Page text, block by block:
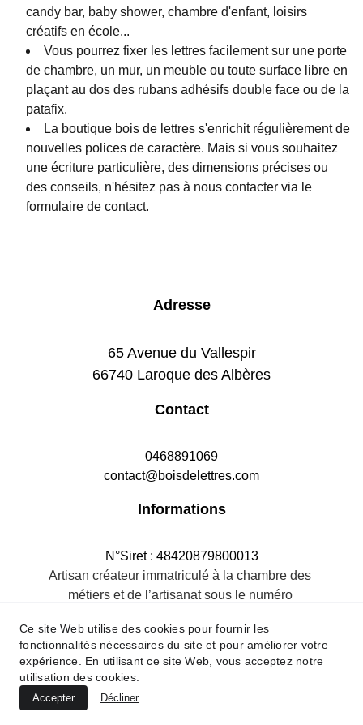
candy bar, baby shower, chambre d'enfant, loisirs
créatifs en école...
Vous pourrez fixer les lettres facilement sur une porte
de chambre, un mur, un meuble ou toute surface libre en
plaçant au dos des rubans adhésifs double face ou de la
patafix.
La boutique bois de lettres s'enrichit régulièrement de
nouvelles polices de caractère. Mais si vous souhaitez
une écriture particulière, des dimensions précises ou
des conseils, n'hésitez pas à nous contacter via le
formulaire de contact.
Adresse
65 Avenue du Vallespir
66740 Laroque des Albères
Contact
0468891069
contact@boisdelettres.com
Informations
N°Siret : 48420879800013
Artisan créateur immatriculé à la chambre des
métiers et de l’artisanat sous le numéro
Ce site Web utilise des cookies pour fournir les
fonctionnalités nécessaires du site et pour améliorer votre
expérience. En utilisant ce site Web, vous acceptez notre
utilisation des cookies.
Accepter Décliner